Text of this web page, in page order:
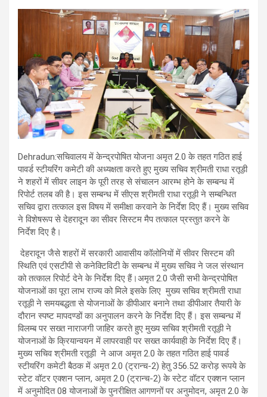
Dehradun:सचिवालय में केन्द्रपोषित योजना अमृत 2.0 के तहत गठित हाई
पावर्ड स्टीयरिंग कमेटी की अध्यक्षता करते हुए मुख्य सचिव श्रीमती राधा रतूड़ी
ने शहरों में सीवर लाइन के पूरी तरह से संचालन आरम्भ होने के सम्बन्ध में
रिपोर्ट तलब की है। इस सम्बन्ध में सीएस श्रीमती राधा रतूड़ी ने सम्बन्धित
सचिव द्वारा तत्काल इस विषय में समीक्षा करवाने के निर्देश दिए हैं। मुख्य सचिव
ने विशेषरूप से देहरादून का सीवर सिस्टम मैप तत्काल प्रस्तुत करने के
निर्देश दिए है।
देहरादून जैसे शहरों में सरकारी आवासीय कॉलोनियों में सीवर सिस्टम की
स्थिति एवं एसटीपी से कनेक्टिविटी के सम्बन्ध में मुख्य सचिव ने जल संस्थान
को तत्काल रिपोर्ट देने के निर्देश दिए हैं।अमृत 2.0 जैसी सभी केन्द्रपोषित
योजनाओं का पूरा लाभ राज्य को मिले इसके लिए मुख्य सचिव श्रीमती राधा
रतूड़ी ने समयबद्धता से योजनाओं के डीपीआर बनाने तथा डीपीआर तैयारी के
दौरान स्पष्ट मापदण्डों का अनुपालन करने के निर्देश दिए हैं। इस सम्बन्ध में
विलम्ब पर सख्त नाराजगी जाहिर करते हुए मुख्य सचिव श्रीमती रतूड़ी ने
योजनाओं के क्रियान्वयन में लापरवाही पर सख्त कार्यवाही के निर्देश दिए हैं।
मुख्य सचिव श्रीमती रतूड़ी ने आज अमृत 2.0 के तहत गठित हाई पावर्ड
स्टीयरिंग कमेटी बैठक में अमृत 2.0 (ट्रान्च-2) हेतु 356.52 करोड़ रूपये के
स्टेट वॉटर एक्शन प्लान, अमृत 2.0 (ट्रान्च-2) के स्टेट वॉटर एक्शन प्लान
में अनुमोदित 08 योजनाओं के पुनरीक्षित आगणनों पर अनुमोदन, अमृत 2.0 के